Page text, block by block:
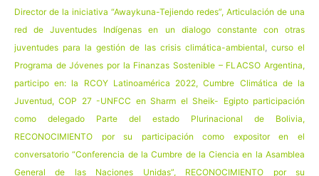
Director de la iniciativa “Awaykuna-Tejiendo redes”, Articulación de una
red de Juventudes Indígenas en un dialogo constante con otras
juventudes para la gestión de las crisis climática-ambiental
curso el
Programa de Jóvenes por la Finanzas Sostenible – FLACSO Argentina,
participo en: la RCOY Latinoamérica 2022, Cumbre Climática de la
Juventud, COP 27 -UNFCC en Sharm el Sheik- Egipto participación
como delegado Parte del estado Plurinacional de Bolivia,
RECONOCIMIENTO por su participación como expositor en el
conversatorio “Conferencia de la Cumbre de la Ciencia en la Asamblea
General de las Naciones Unidas”, RECONOCIMIENTO por su